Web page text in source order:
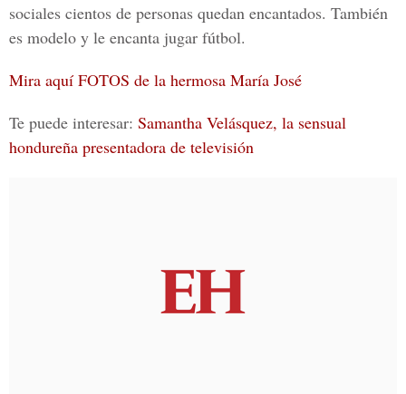
sociales cientos de personas quedan encantados. También
es modelo y le encanta jugar fútbol.
Mira aquí FOTOS de la hermosa María José
Te puede interesar: Samantha Velásquez, la sensual
hondureña presentadora de televisión